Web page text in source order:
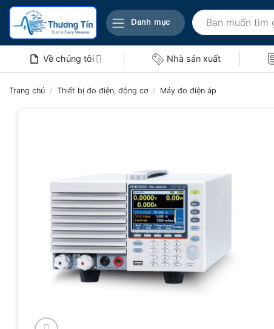
Bỏ
nội
Danh mục
Tìm
kiếm:
Về chúng tôi Nhà sản xuất
Trang chủ / Thiết bị đo điện, động cơ / Máy đo điện áp